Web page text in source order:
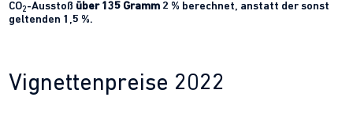
CO2-Ausstoß über 135 Gramm 2 % berechnet, anstatt der sonst
geltenden 1,5 %.
Vignettenpreise 2022